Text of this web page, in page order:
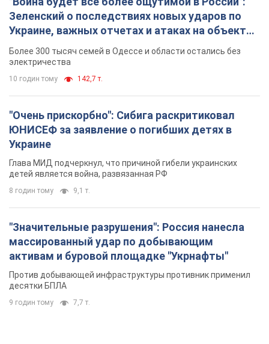
ЮНИСЕФ за заявление о погибших детях в
Украине
детей является война, развязанная РФ
"Значительные разрушения": Россия нанесла
массированный удар по добывающим
активам и буровой площадке "Укрнафты"
десятки БПЛА